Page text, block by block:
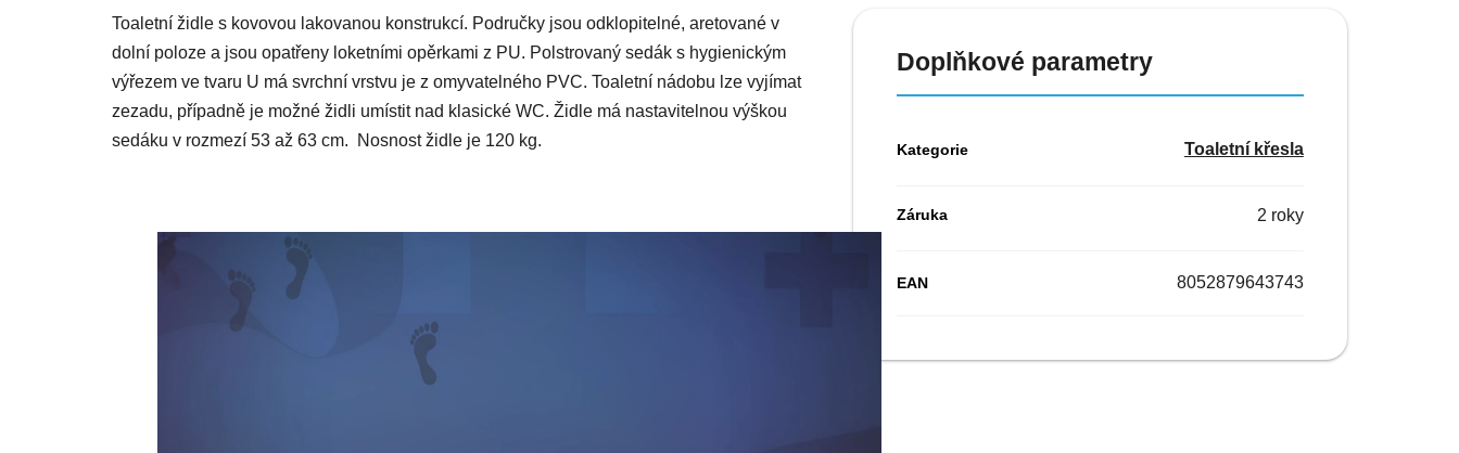
Toaletní židle s kovovou lakovanou konstrukcí. Područky jsou odklopitelné, aretované v
dolní poloze a jsou opatřeny loketními opěrkami z PU. Polstrovaný sedák s hygienickým
výřezem ve tvaru U má svrchní vrstvu je z omyvatelného PVC. Toaletní nádobu lze vyjímat
zezadu, případně je možné židli umístit nad klasické WC. Židle má nastavitelnou výškou
sedáku v rozmezí 53 až 63 cm. Nosnost židle je 120 kg.
Doplňkové parametry
Kategorie Toaletní křesla
Záruka 2 roky
EAN 8052879643743